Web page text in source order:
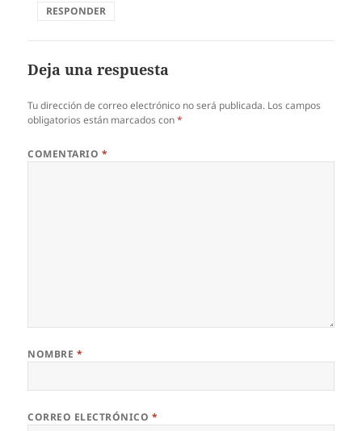
RESPONDER
Deja una respuesta
Tu dirección de correo electrónico no será publicada. Los campos
obligatorios están marcados con*
COMENTARIO *
NOMBRE *
CORREO ELECTRÓNICO *